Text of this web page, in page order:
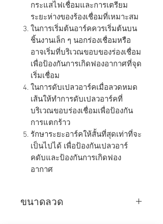
กระแสไฟเชื่อมและการเตรียม
ระยะห่างของร้องเชื่อมที่เหมาะสม
ในการเริ่มต้นอาร์คควรเริ่มต้นบน
ชิ้นงานเล็ก ๆ นอกร่องเชื่อมหรือ
อาจเริ่มที่บริเวณขอบของร่องเชื่อม
เพื่อป้องกันการเกิดฟองอากาศที่จุด
เริ่มเชื่อม
ในการดับเปลวอาร์คเมื่อลวดหมด
เส้นให้ทำการดับเปลวอาร์คที่
บริเวณขอบร่องเชื่อมเพื่อป้องกัน
การแตกร้าว
รักษาระยะอาร์คให้สั้นที่สุดเท่าที่จะ
เป็นไปได้ เพื่อป้องกันเปลวอาร์
คดับและป้องกันการเกิดฟอง
อากาศ
ขนาดลวด